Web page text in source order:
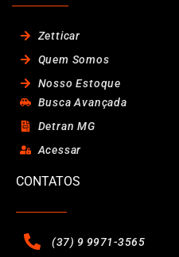
Zetticar
Quem Somos
Nosso Estoque
Busca Avançada
Detran MG
Acessar
CONTATOS
(37) 9 9971-3565